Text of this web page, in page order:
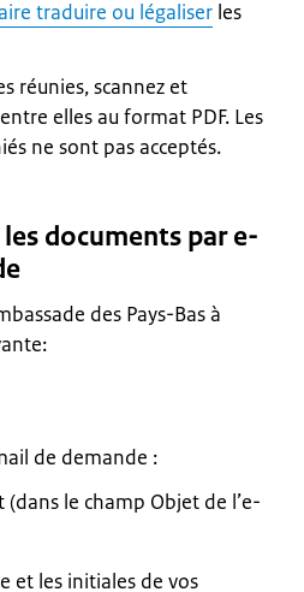
traduire ou légaliser les
réunies, scannez et
elles au format PDF. Les
ne sont pas acceptés.
documents par e-
des Pays-Bas à
de demande :
le champ Objet de l’e-
et les initiales de vos